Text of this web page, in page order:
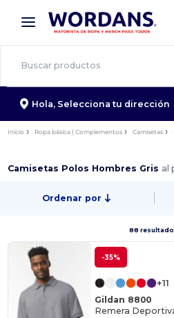
× App de Wordans
¡Mejores precios en app!
Hola, Selecciona tu dirección
Inicio Ropa básica | Complementos Camisetas
Camisetas Polos Hombres Gris al
Ordenar por
88
-35%
+11
Gildan 8800
Remera